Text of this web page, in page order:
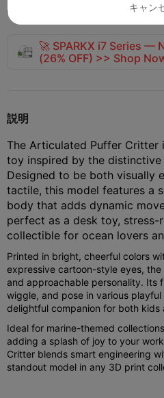

🚀 SPARKX i7 Series —
(26% OFF) >> Shop
説明
The Articulated Puffer Critter
toy inspired by the
Designed to be both visually
tactile, this model features a
body that adds dynamic
perfect as a desk toy, stress-
collectible for ocean lovers
Printed in bright, cheerful colors
expressive cartoon-style eyes,
and approachable personality. Its
wiggle, and pose in various
delightful companion for both kids
Ideal for marine-themed
adding a splash of joy to your
Critter blends smart engineering
standout model in any 3D print
キャン